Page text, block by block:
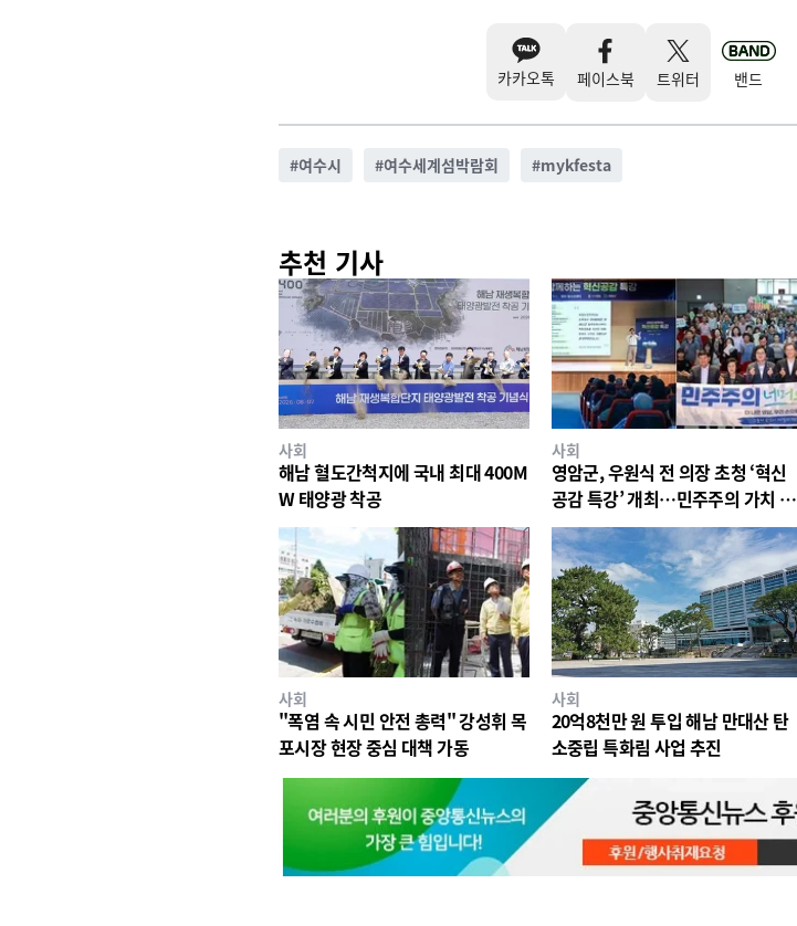
카카오톡 페이스북 트위터 밴드
#여수시 #여수세계섬박람회 #mykfesta
추천 기사
사회
해남 혈도간척지에 국내 최대 400M
W 태양광 착공
사회
영암군, 우원식 전 의장 초청 ‘혁신
공감 특강’ 개최…민주주의 가치 공
유
사회
"폭염 속 시민 안전 총력" 강성휘 목
포시장 현장 중심 대책 가동
사회
20억8천만 원 투입 해남 만대산 탄
소중립 특화림 사업 추진